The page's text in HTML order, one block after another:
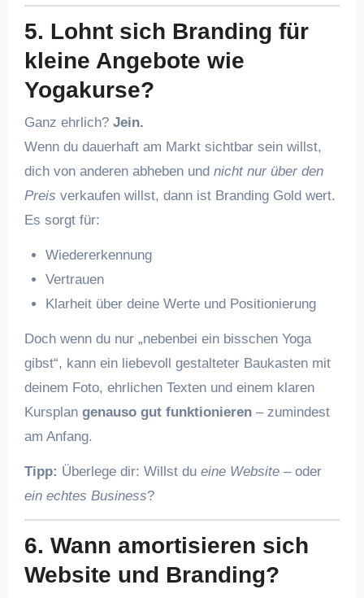
5. Lohnt sich Branding für
kleine Angebote wie
Yogakurse?
Ganz ehrlich? Jein.
Wenn du dauerhaft am Markt sichtbar sein willst,
dich von anderen abheben und nicht nur über den
Preis verkaufen willst, dann ist Branding Gold wert.
Es sorgt für:
Wiedererkennung
Vertrauen
Klarheit über deine Werte und Positionierung
Doch wenn du nur „nebenbei ein bisschen Yoga
gibst“, kann ein liebevoll gestalteter Baukasten mit
deinem Foto, ehrlichen Texten und einem klaren
Kursplan genauso gut funktionieren– zumindest
am Anfang.
Tipp: Überlege dir: Willst du eine Website– oder
ein echtes Business?
6. Wann amortisieren sich
Website und Branding?